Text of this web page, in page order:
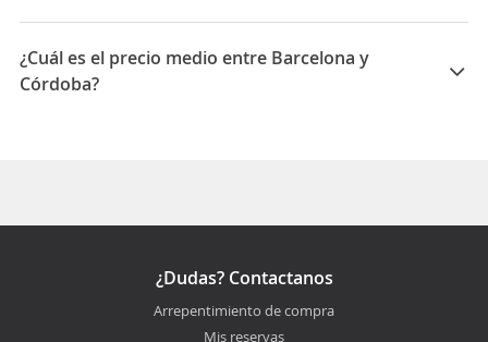
Los mejores meses para viajar de Barcelona a Córdoba
son Abril, Marzo, Mayo
¿Cuál es el precio medio entre Barcelona y
Córdoba?
¿Dudas? Contactanos
Arrepentimiento de compra
Mis reservas